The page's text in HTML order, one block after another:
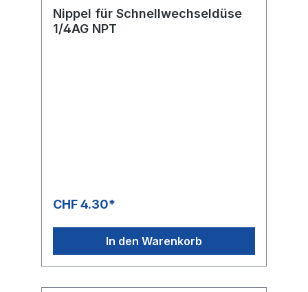
Nippel für Schnellwechseldüse
1/4AG NPT
CHF 4.30*
In den Warenkorb